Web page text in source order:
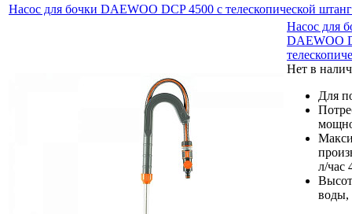
Насос для бочки DAEWOO DCP 4500 с телескопической
Насос для
DAEWOO
Нет в
Для
л/час
воды,